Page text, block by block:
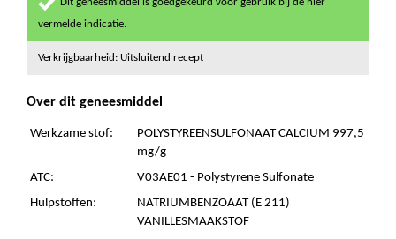
vermelde indicatie.
Verkrijgbaarheid: Uitsluitend recept
Over dit geneesmiddel
Werkzame stof:
POLYSTYREENSULFONAAT CALCIUM 997,5
mg/g
ATC:
V03AE01 - Polystyrene Sulfonate
Hulpstoffen:
NATRIUMBENZOAAT (E 211)
VANILLESMAAKSTOF